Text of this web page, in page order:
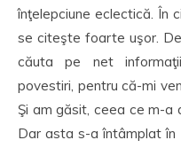
înţelepciune eclectică. În
se citeşte foarte uşor.
căuta pe net
povestiri, pentru că-mi
Şi am găsit, ceea ce m-a
Dar asta s-a întâmplat